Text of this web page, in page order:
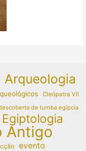
Arqueologia
Cleópatra VII
de tumba egípcia
Egiptologia
Antigo
evento